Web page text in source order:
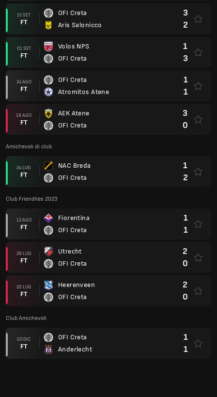
15 SET
FT
OFI Creta
Aris Salonicco
3
2
01 SET
FT
Volos NPS
OFI Creta
1
3
24 AGO
FT
OFI Creta
Atromitos Atene
1
1
18 AGO
FT
AEK Atene
OFI Creta
3
0
Amichevoli di club
24 LUG
FT
NAC Breda
OFI Creta
1
2
Club Friendlies 2023
12 AGO
FT
Fiorentina
OFI Creta
1
1
29 LUG
FT
Utrecht
OFI Creta
2
0
20 LUG
FT
Heerenveen
OFI Creta
2
0
Club Amichevoli
03 DIC
FT
OFI Creta
Anderlecht
1
1